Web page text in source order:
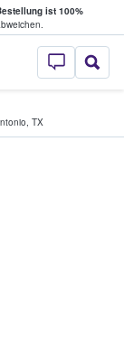
ist 100%
- Wo
, TX